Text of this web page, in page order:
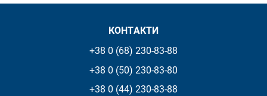
КОНТАКТИ
+38 0 (68) 230-83-88
+38 0 (50) 230-83-80
+38 0 (44) 230-83-88